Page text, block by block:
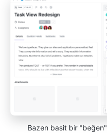
Bazen basit bir